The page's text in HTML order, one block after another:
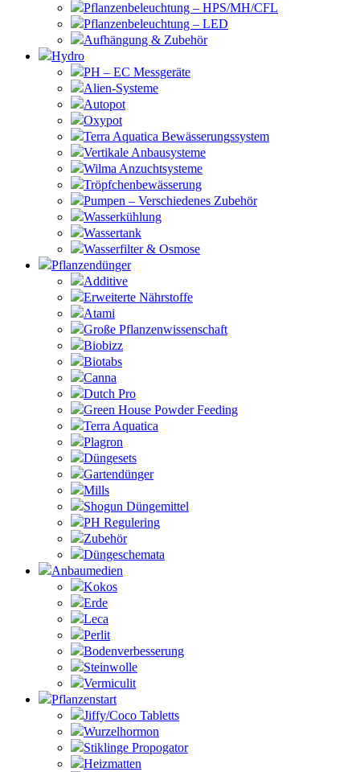
Pflanzenbeleuchtung – HPS/MH/CFL
Pflanzenbeleuchtung – LED
Aufhängung & Zubehör
Hydro
PH – EC Messgeräte
Alien-Systeme
Autopot
Oxypot
Terra Aquatica Bewässerungssystem
Vertikale Anbausysteme
Wilma Anzuchtsysteme
Tröpfchenbewässerung
Pumpen – Verschiedenes Zubehör
Wasserkühlung
Wassertank
Wasserfilter & Osmose
Pflanzendünger
Additive
Erweiterte Nährstoffe
Atami
Große Pflanzenwissenschaft
Biobizz
Biotabs
Canna
Dutch Pro
Green House Powder Feeding
Terra Aquatica
Plagron
Düngesets
Gartendünger
Mills
Shogun Düngemittel
PH Regulering
Zubehör
Düngeschemata
Anbaumedien
Kokos
Erde
Leca
Perlit
Bodenverbesserung
Steinwolle
Vermiculit
Pflanzenstart
Jiffy/Coco Tabletts
Wurzelhormon
Stiklinge Propogator
Heizmatten